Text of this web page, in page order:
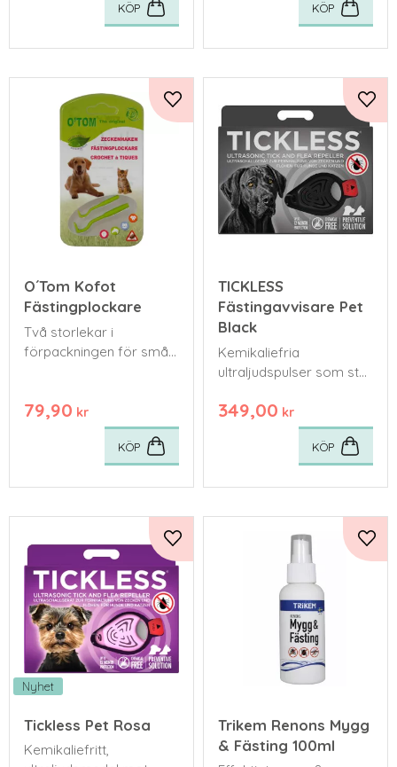
KÖP KÖP
O´Tom Kofot
Fästingplockare
Två storlekar i
förpackningen för små
79,90 kr
Lägg till i favoriter
KÖP
TICKLESS
Fästingavvisare Pet
Black
Kemikaliefria
ultraljudspulser som stör
att orientera sig.
349,00 kr
KÖP
Nyhet
Tickless Pet Rosa
Kemikaliefritt,
Lägg till i favoriter
Trikem Renons Mygg
& Fästing 100ml